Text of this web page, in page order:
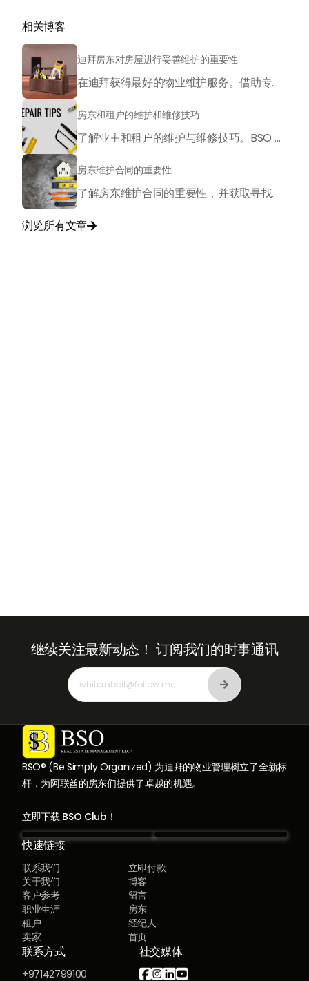
相关博客
迪拜房东对房屋进行妥善维护的重要性
在迪拜获得最好的物业维护服务。借助专业的物业管理，提高房产的价值。立即联系我们获取更多信息。
房东和租户的维护和维修技巧
了解业主和租户的维护与维修技巧。BSO 提供专业指导，助您轻松管理房产。立即获取实用建议！
房东维护合同的重要性
了解房东维护合同的重要性，并获取寻找可靠承包商的实用建议。BSO 助您在迪拜轻松管理物业。
浏览所有文章
BSO® (Be Simply Organized) 为迪拜的物业管理树立了全新标
杆，为阿联酋的房东们提供了卓越的机遇。
立即下载 BSO Club！
快速链接
联系我们
立即付款
关于我们
博客
客户参考
留言
职业生涯
房东
租户
经纪人
卖家
首页
联系方式
+97142799100
社交媒体

继续关注最新动态！ 订阅我们的时事通讯